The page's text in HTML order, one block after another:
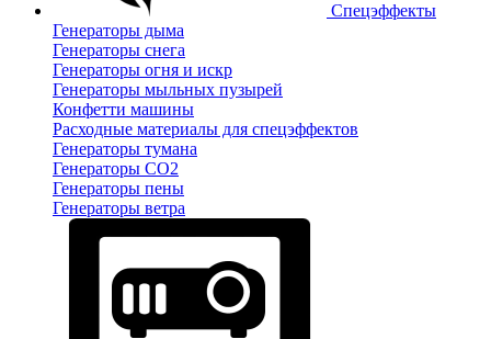
Спецэффекты
Генераторы дыма
Генераторы снега
Генераторы огня и искр
Генераторы мыльных пузырей
Конфетти машины
Расходные материалы для спецэффектов
Генераторы тумана
Генераторы CO2
Генераторы пены
Генераторы ветра